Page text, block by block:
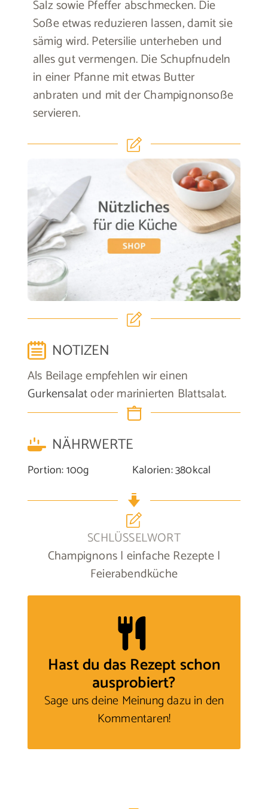
Salz sowie Pfeffer abschmecken. Die
Soße etwas reduzieren lassen, damit sie
sämig wird. Petersilie unterheben und
alles gut vermengen. Die Schupfnudeln
in einer Pfanne mit etwas Butter
anbraten und mit der Champignonsoße
servieren.
NOTIZEN
Als Beilage empfehlen wir einen
Gurkensalatoder marinierten Blattsalat.
NÄHRWERTE
Portion:100g Kalorien:380kcal
SCHLÜSSELWORT
Champignons | einfache Rezepte |
Feierabendküche
Hast du das Rezept schon
ausprobiert?
Sage uns deine Meinungdazu in den
Kommentaren!